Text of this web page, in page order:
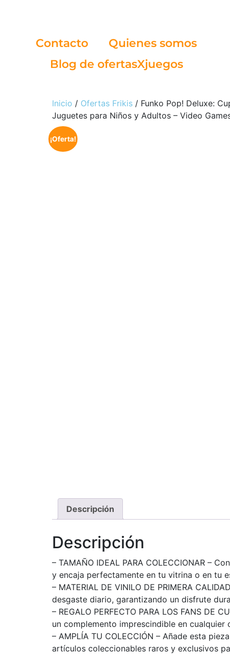
Contacto
Quienes somos
Blog de ofertasXjuegos
Inicio / Ofertas Frikis / Funko Pop! Deluxe:
Juguetes para Niños y Adultos – Video
¡Oferta!
Descripción
Descripción
– TAMAÑO IDEAL PARA COLECCIONAR –
y encaja perfectamente en tu vitrina o en tu
– MATERIAL DE VINILO DE PRIMERA
desgaste diario, garantizando un disfrute
– REGALO PERFECTO PARA LOS FANS
un complemento imprescindible en
– AMPLÍA TU COLECCIÓN – Añade esta
artículos coleccionables raros y exclusivos